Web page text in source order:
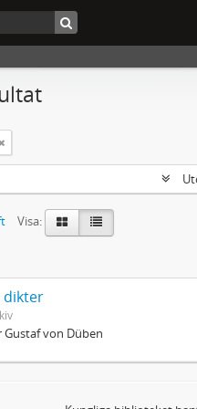
Visa:
dikter
von Düben